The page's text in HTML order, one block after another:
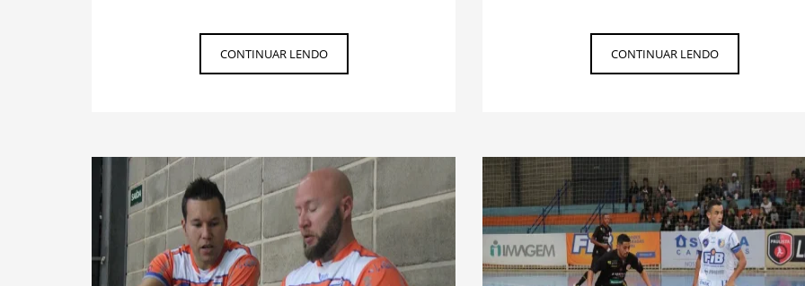
CONTINUAR LENDO CONTINUAR LENDO